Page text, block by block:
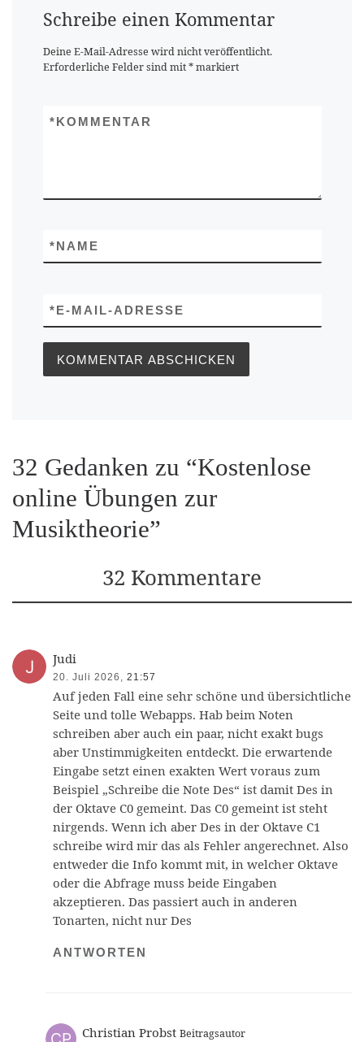
Schreibe einen Kommentar
Deine E-Mail-Adresse wird nicht veröffentlicht.
Erforderliche Felder sind mit*markiert
KOMMENTAR
*
NAME
*
E-MAIL-ADRESSE
*
32 Gedanken zu “Kostenlose
online Übungen zur
Musiktheorie”
32 Kommentare
Judi
20. Juli 2026, 21:57
Auf jeden Fall eine sehr schöne und übersichtliche
Seite und tolle Webapps. Hab beim Noten
schreiben aber auch ein paar, nicht exakt bugs
aber Unstimmigkeiten entdeckt. Die erwartende
Eingabe setzt einen exakten Wert voraus zum
Beispiel „Schreibe die Note Des“ ist damit Des in
der Oktave C0 gemeint. Das C0 gemeint ist steht
nirgends. Wenn ich aber Des in der Oktave C1
schreibe wird mir das als Fehler angerechnet. Also
entweder die Info kommt mit, in welcher Oktave
oder die Abfrage muss beide Eingaben
akzeptieren. Das passiert auch in anderen
Tonarten, nicht nur Des
ANTWORTEN
Christian Probst Beitragsautor